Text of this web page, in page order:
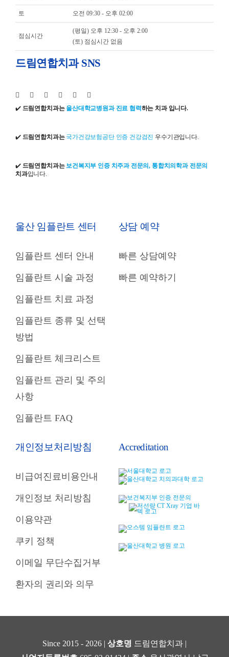
토 오전 09:30 - 오후 02:00
점심시간
(평일) 오후 12:30 - 오후 2:00
(토) 점심시간 없음
드림연합치과 SNS
✔️ 드림연합치과는 울산대학교병원과 진료 협력하는 치과 입니다.
✔️ 드림연합치과는 국가건강보험공단 인증 건강검진 우수기관입니다.
✔️ 드림연합치과는 보건복지부 인증 치주과 전문의, 통합치의학과 전문의
치과입니다.
울산 임플란트 센터
임플란트 센터 안내
임플란트 시술 과정
임플란트 치료 과정
임플란트 종류 및 선택
방법
임플란트 체크리스트
임플란트 관리 및 주의
사항
임플란트 FAQ
상담 예약
빠른 상담예약
빠른 예약하기
개인정보처리방침
비급여진료비용안내
개인정보 처리방침
이용약관
쿠키 정책
이메일 무단수집거부
환자의 권리와 의무
Accreditation
Since 2015 - 2026 | 상호명 드림연합치과 |